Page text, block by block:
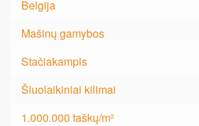
Belgija
Mašinų gamybos
Stačiakampis
Šiuolaikiniai kilimai
1.000.000 taškų/m²